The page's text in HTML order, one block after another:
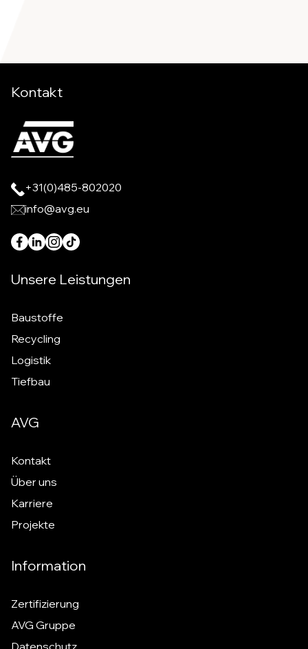
Kontakt
+31(0)485-802020
info@avg.eu
Unsere Leistungen
Baustoffe
Recycling
Logistik
Tiefbau
AVG
Kontakt
Über uns
Karriere
Projekte
Information
Zertifizierung
AVG Gruppe
Datenschutz